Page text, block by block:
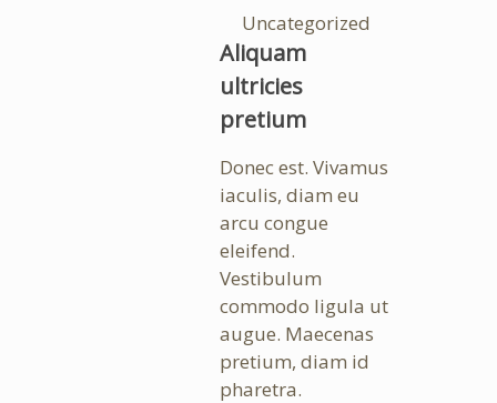
Uncategorized
Aliquam
ultricies
pretium
Donec est. Vivamus
iaculis, diam eu
arcu congue
eleifend.
Vestibulum
commodo ligula ut
augue. Maecenas
pretium, diam id
pharetra.